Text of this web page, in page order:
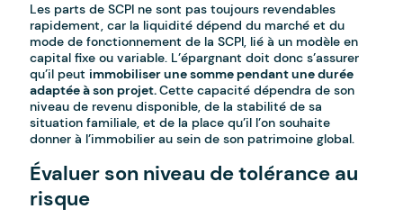
Les parts de SCPI ne sont pas toujours revendables
rapidement, car la liquidité dépend du marché et du
mode de fonctionnement de la SCPI, lié à un modèle en
capital fixe ou variable. L’épargnant doit donc s’assurer
qu’il peutimmobiliser une somme pendant une durée
adaptée à son projet.Cette capacité dépendra de son
niveau de revenu disponible, de la stabilité de sa
situation familiale, et de la place qu’il l’on souhaite
donner à l’immobilier au sein de son patrimoine global.
Évaluer son niveau de tolérance au
risque